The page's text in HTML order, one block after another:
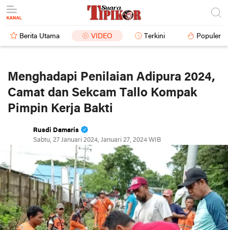
Berita Utama VIDEO Terkini Populer
Menghadapi Penilaian Adipura 2024,
Camat dan Sekcam Tallo Kompak
Pimpin Kerja Bakti
Rusdi Damaris
Sabtu, 27 Januari 2024, Januari 27, 2024 WIB